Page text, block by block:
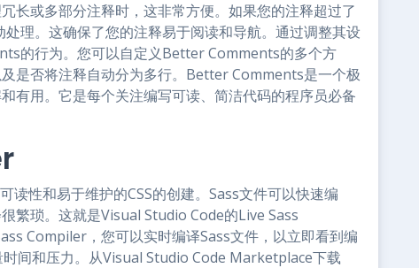
长或多部分注释时，这非常方便。如果您的注释超过了
理。这确保了您的注释易于阅读和导航。通过调整其设
的行为。您可以自定义Better Comments的多个方
是否将注释自动分为多行。Better Comments是一个极
有用。它是每个关注编写可读、简洁代码的程序员必备
读性和易于维护的CSS的创建。Sass文件可以快速编
繁琐。这就是Visual Studio Code的Live Sass
Compiler，您可以实时编译Sass文件，以立即看到编
间和压力。从Visual Studio Code Marketplace下载